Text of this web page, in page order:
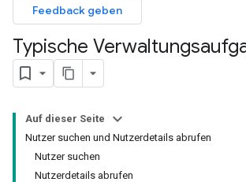
Feedback geben
Typische
Auf dieser Seite
Nutzer suchen und Nutzerdetails abrufen
Nutzer suchen
Nutzerdetails abrufen